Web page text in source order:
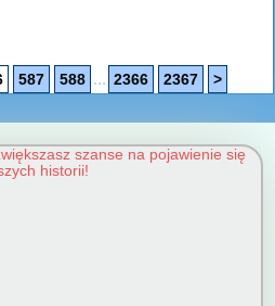
587 588 ... 2366 2367 >
szanse na pojawienie się
historii!